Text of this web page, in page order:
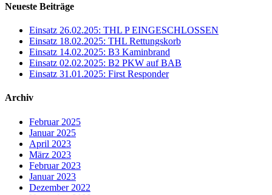
Neueste Beiträge
Einsatz 26.02.205: THL P EINGESCHLOSSEN
Einsatz 18.02.2025: THL Rettungskorb
Einsatz 14.02.2025: B3 Kaminbrand
Einsatz 02.02.2025: B2 PKW auf BAB
Einsatz 31.01.2025: First Responder
Archiv
Februar 2025
Januar 2025
April 2023
März 2023
Februar 2023
Januar 2023
Dezember 2022